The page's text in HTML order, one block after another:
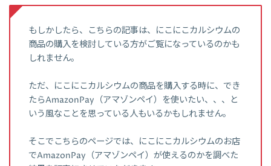
もしかしたら、こちらの記事は、にこにこカルシウムの
商品の購入を検討している方がご覧になっているのかも
しれません。
ただ、にこにこカルシウムの商品を購入する時に、でき
たらAmazonPay（アマゾンペイ）を使いたい、、、と
いう風なことを思っている人もいるかもしれません。
そこでこちらのページでは、にこにこカルシウムのお店
でAmazonPay（アマゾンペイ）が使えるのかを調べた